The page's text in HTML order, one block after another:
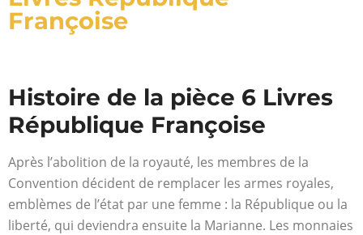
Françoise
Histoire de la pièce 6 Livres
République Françoise
Après l’abolition de la royauté, les membres de la
Convention décident de remplacer les armes royales,
emblèmes de l’état par une femme : la République ou la
liberté, qui deviendra ensuite la Marianne. Les monnaies